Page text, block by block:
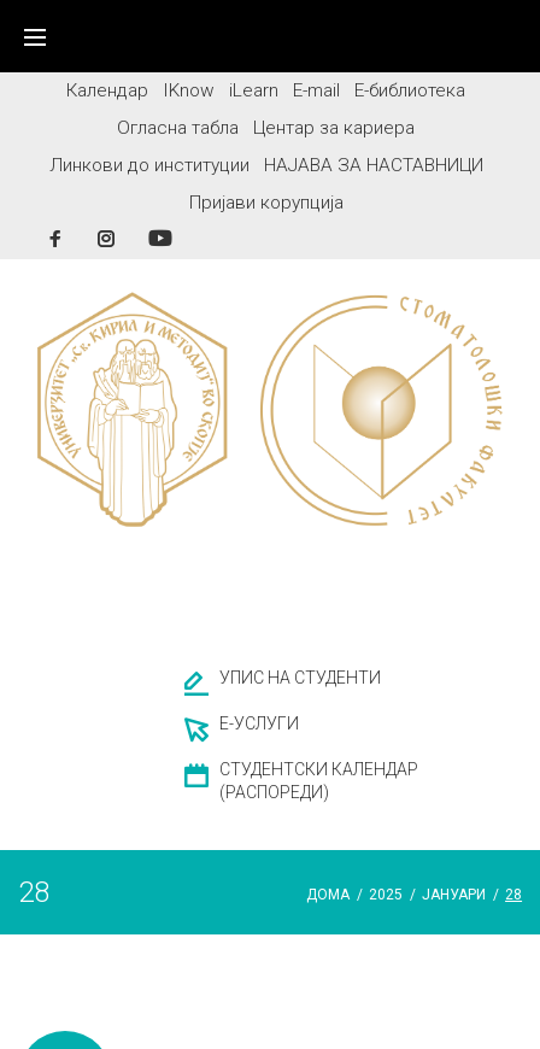
contentКалендар IKnow iLearn E-mail
Е-библиотека
Огласна табла
Центар за кариера
Линкови до институции
НАЈАВА ЗА НАСТАВНИЦИ
Пријави корупција
FacebookInstagram
УПИС НА СТУДЕНТИ
Е-УСЛУГИ
СТУДЕНТСКИ КАЛЕНДАР
(РАСПОРЕДИ)
28 ДОМА / 2025 / ЈАНУАРИ / 28